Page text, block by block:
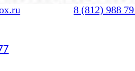
8 (812) 988